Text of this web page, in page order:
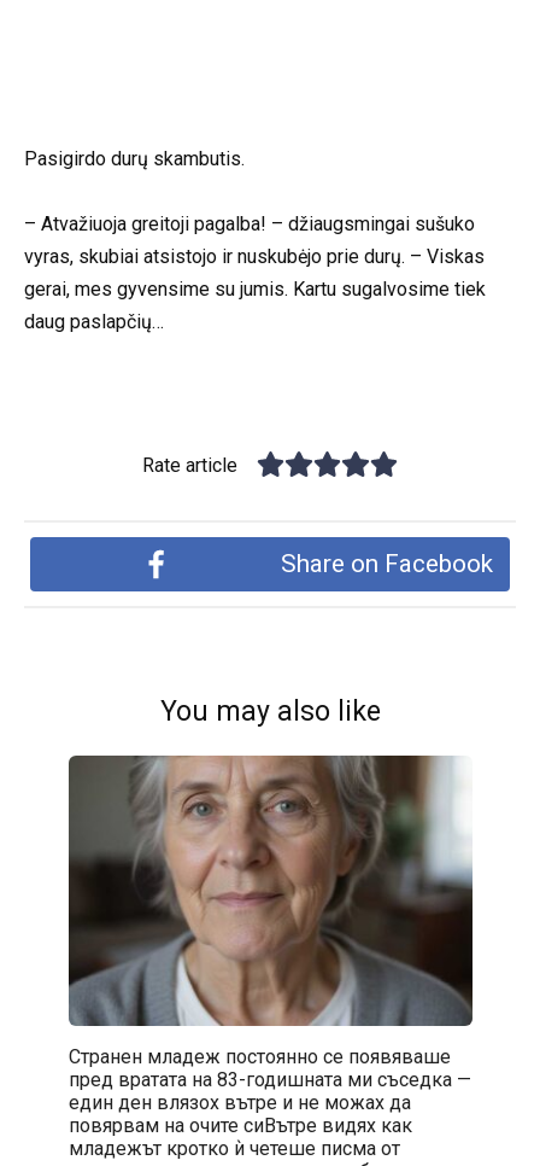
Pasigirdo durų skambutis.
– Atvažiuoja greitoji pagalba! – džiaugsmingai sušuko
vyras, skubiai atsistojo ir nuskubėjo prie durų. – Viskas
gerai, mes gyvensime su jumis. Kartu sugalvosime tiek
daug paslapčių…
Rate article
Share on Facebook
You may also like
Странен младеж постоянно се появяваше
пред вратата на 83-годишната ми съседка —
един ден влязох вътре и не можах да
повярвам на очите сиВътре видях как
младежът кротко ѝ четеше писма от